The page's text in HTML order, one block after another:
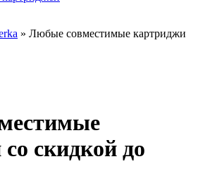
» Любые совместимые картриджи
скидкой до